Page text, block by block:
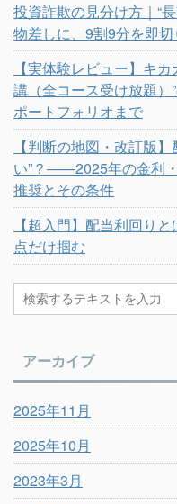
投資詐欺の見分け方｜“
物差しに、9割9分を即切
【実体験レビュー】キ
講（全コース受け放題）
ポートフォリオまで
【判断の地図・改訂版
い”？——2025年の金利
推奨とその条件
【超入門】配当利回り
点だけ掴む
アーカイブ
2025年11月
2025年10月
2023年3月